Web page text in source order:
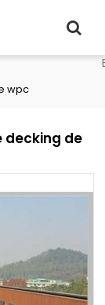
wpc
decking de